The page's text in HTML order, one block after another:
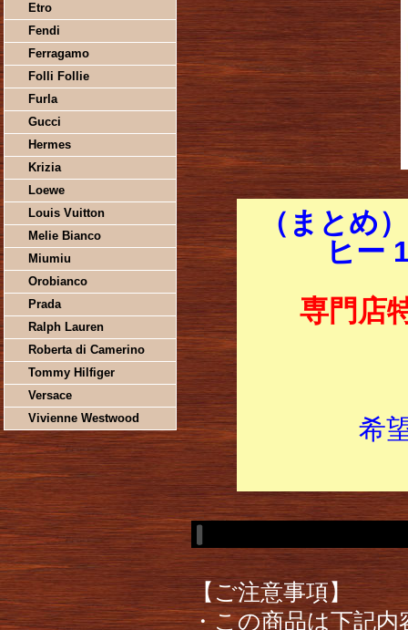
Etro
Fendi
Ferragamo
Folli Follie
Furla
Gucci
Hermes
Krizia
Loewe
Louis Vuitton
Melie Bianco
Miumiu
Orobianco
Prada
Ralph Lauren
Roberta di Camerino
Tommy Hilfiger
Versace
Vivienne Westwood
（まとめ
ヒー
専門店
希
【ご注意事項】
・この商品は下記